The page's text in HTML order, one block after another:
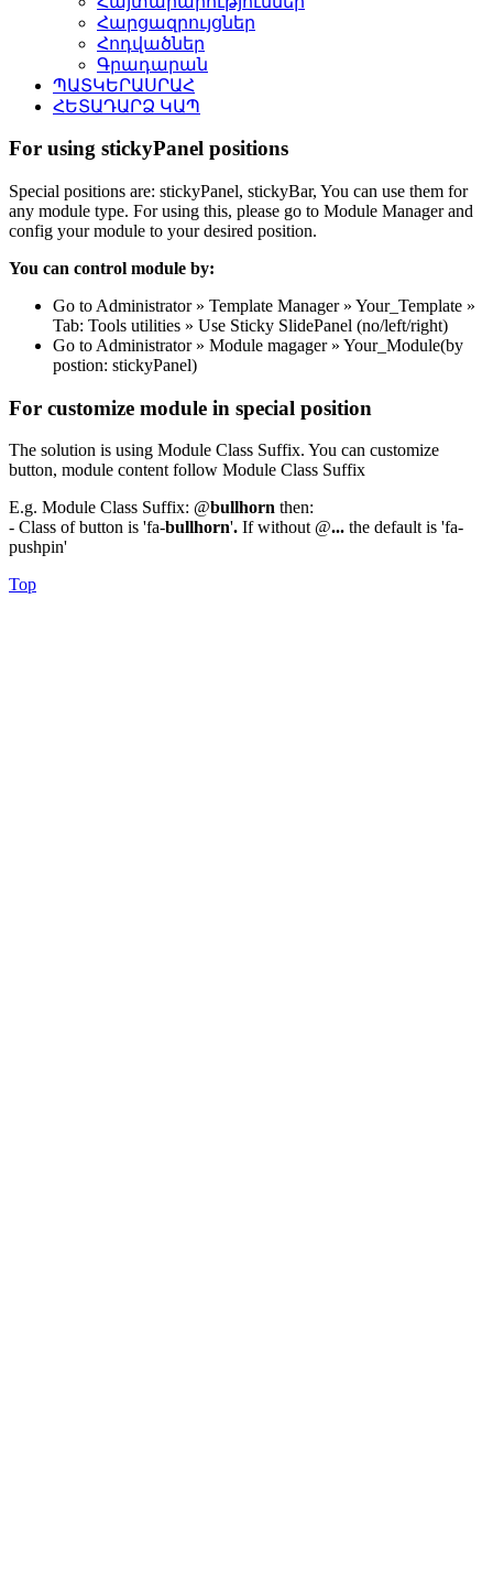
Հարցազրույցներ
Հոդվածներ
Գրադարան
ՊԱՏԿԵՐԱՍՐԱՀ
ՀԵՏԱԴԱՐՁ ԿԱՊ
For using stickyPanel positions
Special positions are: stickyPanel, stickyBar, You can use them for
any module type. For using this, please go to Module Manager and
config your module to your desired position.
You can control module by:
Go to Administrator » Template Manager » Your_Template »
Tab: Tools utilities » Use Sticky SlidePanel (no/left/right)
Go to Administrator » Module magager » Your_Module(by
postion: stickyPanel)
For customize module in special position
The solution is using Module Class Suffix. You can customize
button, module content follow Module Class Suffix
E.g. Module Class Suffix: @bullhorn then:
- Class of button is 'fa-bullhorn'. If without @... the default is 'fa-
pushpin'
Top